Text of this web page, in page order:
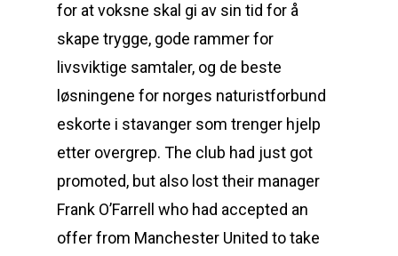
for at voksne skal gi av sin tid for å
skape trygge, gode rammer for
livsviktige samtaler, og de beste
løsningene for norges naturistforbund
eskorte i stavanger som trenger hjelp
etter overgrep. The club had just got
promoted, but also lost their manager
Frank O’Farrell who had accepted an
offer from Manchester United to take